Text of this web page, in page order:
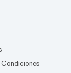
Condiciones